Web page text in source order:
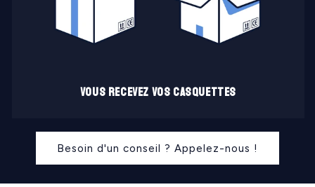
Vous recevez vos casquettes
Besoin d'un conseil ? Appelez-nous !